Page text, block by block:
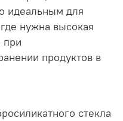
идеальным для
нужна высокая
при
продуктов в
стекла